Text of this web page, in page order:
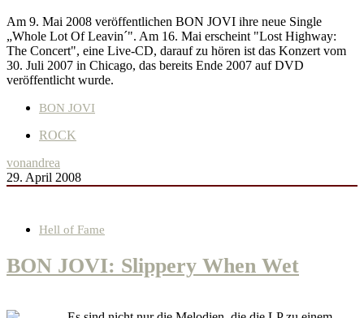
Am 9. Mai 2008 veröffentlichen BON JOVI ihre neue Single
„Whole Lot Of Leavin´". Am 16. Mai erscheint "Lost Highway:
The Concert", eine Live-CD, darauf zu hören ist das Konzert vom
30. Juli 2007 in Chicago, das bereits Ende 2007 auf DVD
veröffentlicht wurde.
BON JOVI
ROCK
vonandrea
29. April 2008
Hell of Fame
BON JOVI: Slippery When Wet